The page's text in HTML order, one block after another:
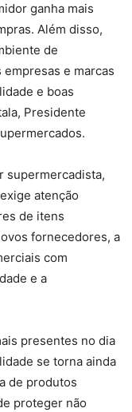
ganha mais
Além disso,
de
e marcas
e boas
Presidente
supermercadista,
atenção
de itens
fornecedores, a
com
e a
presentes no dia
se torna ainda
de produtos
proteger não